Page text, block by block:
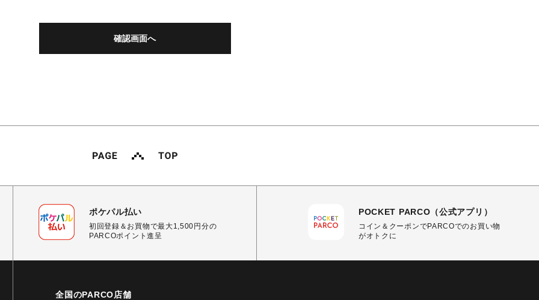
ポケパル払い
初回登録＆お買物で最大1,500円分の
PARCOポイント進呈
POCKET PARCO（公式アプリ）
コイン＆クーポンでPARCOでのお買い物
がオトクに
全国のPARCO店舗